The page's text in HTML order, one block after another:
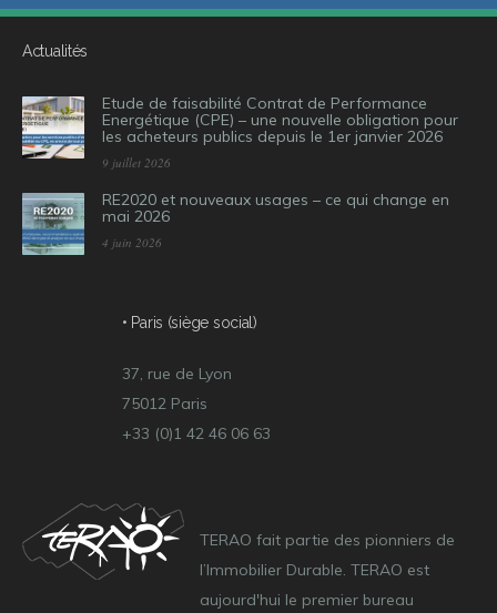
Actualités
Etude de faisabilité Contrat de Performance
Energétique (CPE) – une nouvelle obligation pour
les acheteurs publics depuis le 1er janvier 2026
9 juillet 2026
RE2020 et nouveaux usages – ce qui change en
mai 2026
4 juin 2026
• Paris (siège social)
37, rue de Lyon
75012 Paris
+33 (0)1 42 46 06 63
TERAO fait partie des pionniers de
l’Immobilier Durable. TERAO est
aujourd'hui le premier bureau